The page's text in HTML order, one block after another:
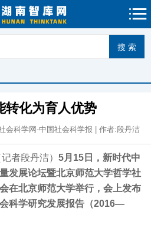
转化为育人优势
会科学网-中国社会科学报 | 作者:段丹洁
者段丹洁） 5月15日，新时代中
发展论坛暨北京师范大学哲学社
在北京师范大学举行，会上发布
科学研究发展报告（2016—